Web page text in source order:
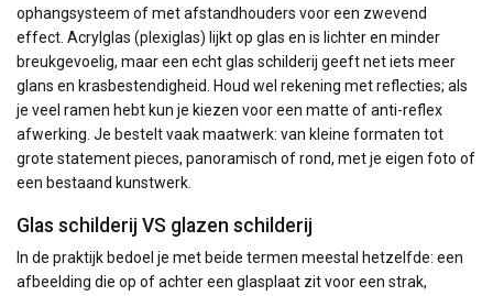
ophangsysteem of met afstandhouders voor een zwevend
effect. Acrylglas (plexiglas) lijkt op glas en is lichter en minder
breukgevoelig, maar een echt glas schilderij geeft net iets meer
glans en krasbestendigheid. Houd wel rekening met reflecties; als
je veel ramen hebt kun je kiezen voor een matte of anti-reflex
afwerking. Je bestelt vaak maatwerk: van kleine formaten tot
grote statement pieces, panoramisch of rond, met je eigen foto of
een bestaand kunstwerk.
Glas schilderij VS glazen schilderij
In de praktijk bedoel je met beide termen meestal hetzelfde: een
afbeelding die op of achter een glasplaat zit voor een strak,